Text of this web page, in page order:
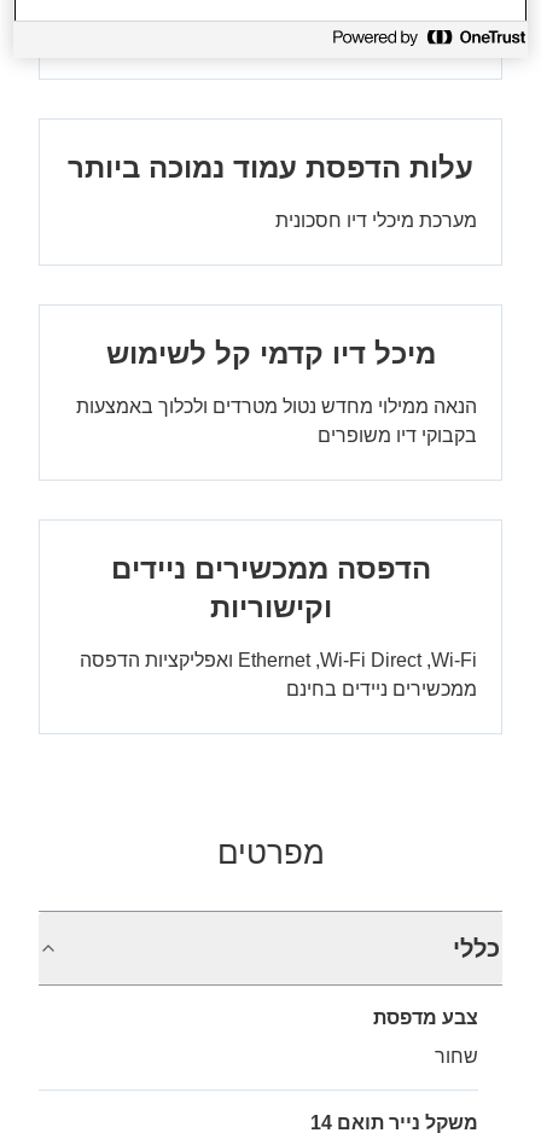
25 עמודים לדקה הן בשחור-לבן והן בצבע
עלות הדפסת עמוד נמוכה ביותר
מערכת מיכלי דיו חסכונית
מיכל דיו קדמי קל לשימוש
הנאה ממילוי מחדש נטול מטרדים ולכלוך באמצעות
בקבוקי דיו משופרים
הדפסה ממכשירים ניידים
וקישוריות
Wi-Fi, ‏Wi-Fi Direct, ‏Ethernet ואפליקציות הדפסה
ממכשירים ניידים בחינם
מפרטים
כללי
צבע מדפסת
שחור
משקל נייר תואם 14